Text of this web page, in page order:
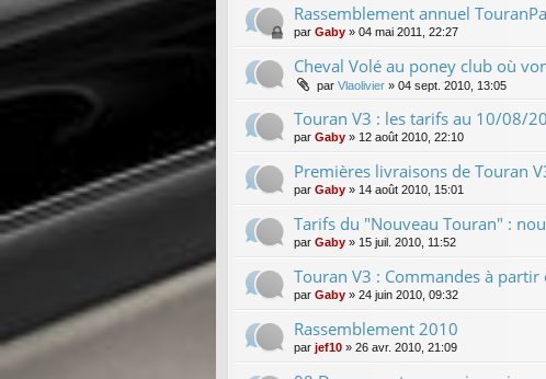
Rassemblement annuel
par Gaby » 04 mai 2011, 22:27
Cheval Volé au poney club où
par Vlaolivier » 04 sept. 2010, 13:05
Touran V3 : les tarifs au 10/08/
par Gaby » 12 août 2010, 22:10
Premières livraisons de Touran
par Gaby » 14 août 2010, 15:01
Tarifs du "Nouveau Touran" :
par Gaby » 15 juil. 2010, 11:52
Touran V3 : Commandes à
par Gaby » 24 juin 2010, 09:32
Rassemblement 2010
par jef10 » 26 avr. 2010, 21:09